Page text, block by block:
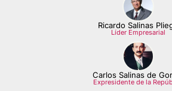
Ricardo Salinas
Líder Empresarial
Carlos Salinas de
Expresidente de la